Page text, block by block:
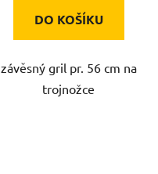
DO KOŠÍKU
závěsný gril pr. 56 cm na
trojnožce